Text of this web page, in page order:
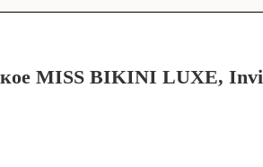
MISS BIKINI LUXE, Invi